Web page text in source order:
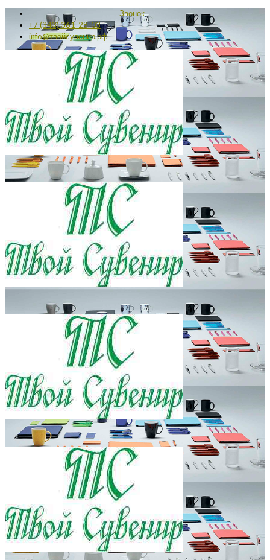
Звонок
+7 (343) 361-28-03
info@твойсувенир.рф